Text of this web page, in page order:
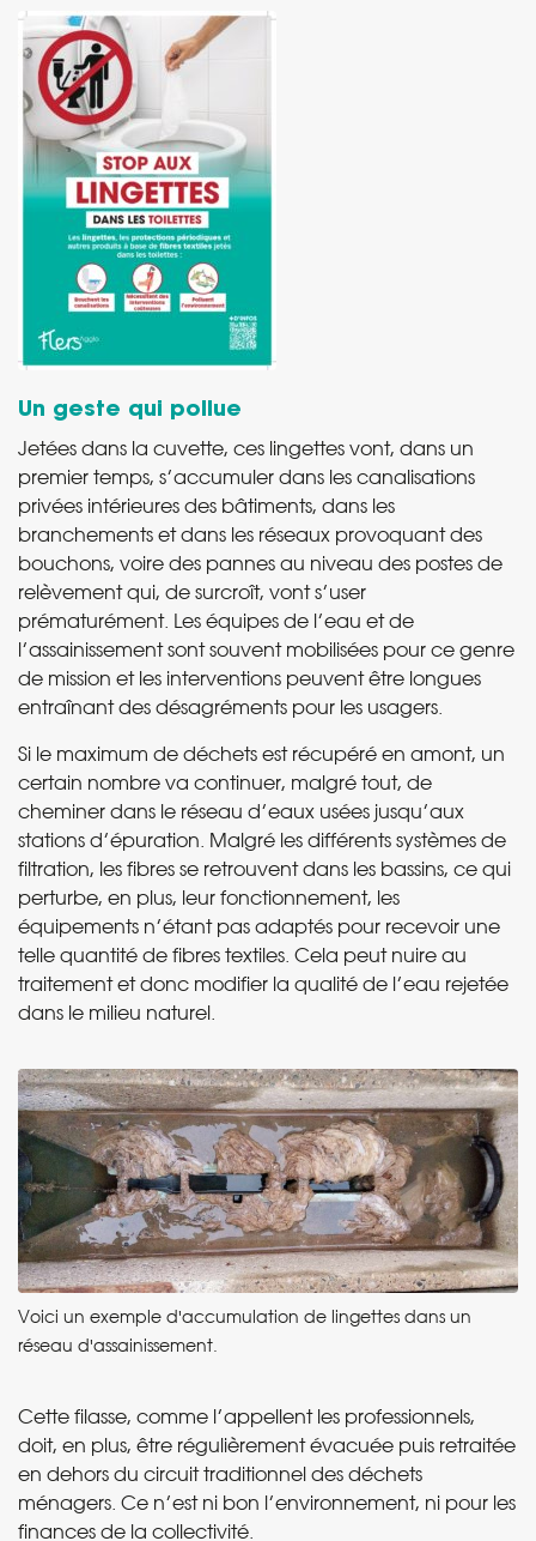
Un geste qui pollue
Jetées dans la cuvette, ces lingettes vont, dans un
premier temps, s’accumuler dans les canalisations
privées intérieures des bâtiments, dans les
branchements et dans les réseaux provoquant des
bouchons, voire des pannes au niveau des postes de
relèvement qui, de surcroît, vont s’user
prématurément. Les équipes de l’eau et de
l’assainissement sont souvent mobilisées pour ce genre
de mission et les interventions peuvent être longues
entraînant des désagréments pour les usagers.
Si le maximum de déchets est récupéré en amont, un
certain nombre va continuer, malgré tout, de
cheminer dans le réseau d’eaux usées jusqu’aux
stations d’épuration. Malgré les différents systèmes de
filtration, les fibres se retrouvent dans les bassins, ce qui
perturbe, en plus, leur fonctionnement, les
équipements n’étant pas adaptés pour recevoir une
telle quantité de fibres textiles. Cela peut nuire au
traitement et donc modifier la qualité de l’eau rejetée
dans le milieu naturel.
Voici un exemple d'accumulation de lingettes dans un
réseau d'assainissement.
Cette filasse, comme l’appellent les professionnels,
doit, en plus, être régulièrement évacuée puis retraitée
en dehors du circuit traditionnel des déchets
ménagers. Ce n’est ni bon l’environnement, ni pour les
finances de la collectivité.